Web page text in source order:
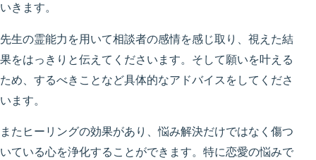
いきます。
先生の霊能力を用いて相談者の感情を感じ取り、視えた結
果をはっきりと伝えてくださいます。そして願いを叶える
ため、するべきことなど具体的なアドバイスをしてくださ
います。
またヒーリングの効果があり、悩み解決だけではなく傷つ
いている心を浄化することができます。特に恋愛の悩みで